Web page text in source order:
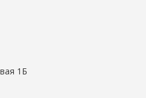
1Б